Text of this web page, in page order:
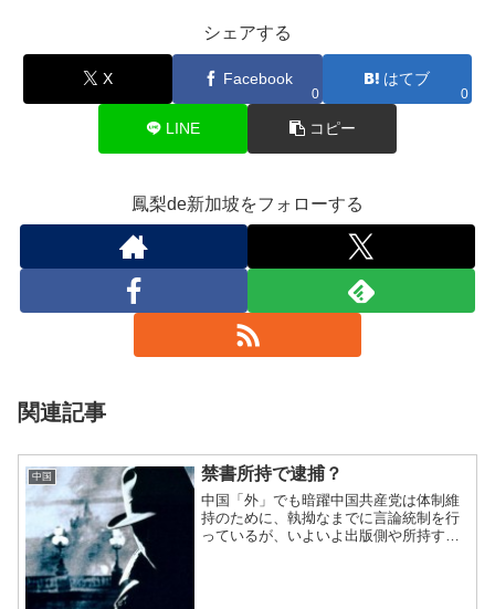
シェアする
X Facebook
0
はてブ
0
LINE コピー
鳳梨de新加坡をフォローする
関連記事
中国 禁書所持で逮捕？
中国「外」でも暗躍中国共産党は体制維
持のために、執拗なまでに言論統制を行
っているが、いよいよ出版側や所持する